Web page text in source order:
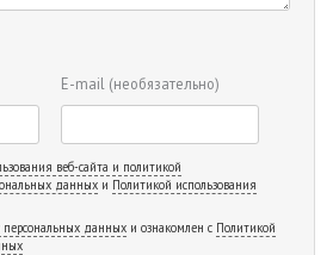
E-mail (необязательно)
веб-сайта и политикой
данных и Политикой использования
персональных данных и ознакомлен с Политикой